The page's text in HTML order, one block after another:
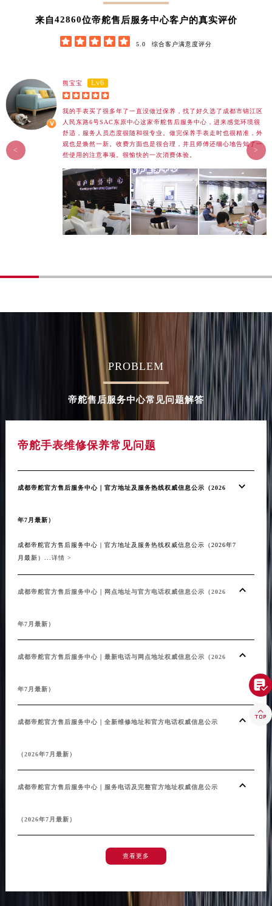
来自42860位帝舵售后服务中心客户的真实评价
     5.0 综合客户满意度评分
熊宝宝 Lv6
    
我的手表买了很多年了一直没做过保养，找了好久选了成都市锦江区
人民东路6号SAC东原中心这家帝舵售后服务中心，进来感觉环境很
舒适，服务人员态度很随和很专业。做完保养手表走时也很精准，外
观也是焕然一新。收费方面也是很合理，并且师傅还细心地告知了一
些使用的注意事项。很愉快的一次消费体验。
>
<
PROBLEM
帝舵售后服务中心常见问题解答
帝舵手表维修保养常见问题
成都帝舵官方售后服务中心｜官方地址及服务热线权威信息公示（2026
年7月最新）
成都帝舵官方售后服务中心｜官方地址及服务热线权威信息公示（2026年7
月最新）... 详情 >
成都帝舵官方售后服务中心｜网点地址与官方电话权威信息公示（2026
年7月最新）
成都帝舵官方售后服务中心｜最新电话与网点地址权威信息公示（2026
年7月最新）
成都帝舵官方售后服务中心｜全新维修地址和官方电话权威信息公示
（2026年7月最新）
成都帝舵官方售后服务中心｜服务电话及完整官方地址权威信息公示
（2026年7月最新）
查看更多

